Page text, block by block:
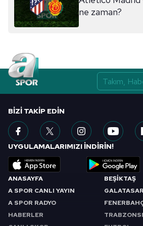
ilgili mevzuata uygun olarak
almak için lütfen
tıklayınız.
ne zaman?
ANASAYFA
A SPOR CANLI YAYIN
A SPOR RADYO
HABERLER
BEŞİKTAŞ
BIZI TAKIP EDIN
UYGULAMALARIMIZI İNDİRİN!